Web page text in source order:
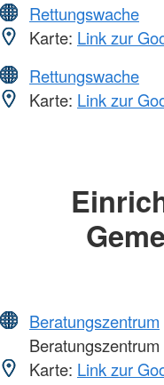
Rettungswache
Karte: Link zur
Rettungswache
Karte: Link zur
Beratungszentrum
Karte: Link zur